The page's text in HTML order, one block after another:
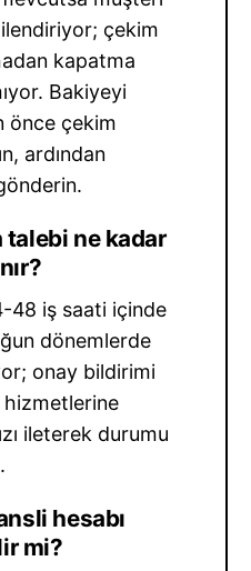
çekim
kapatma
Bakiyeyi
önce çekim
ardından
talebi ne kadar
48 iş saati içinde
dönemlerde
onay bildirimi
ileterek durumu
hesabı
mi?